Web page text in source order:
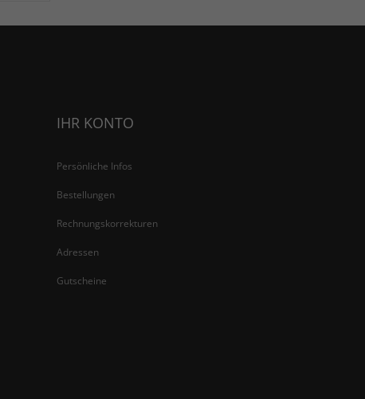
IHR KONTO
Persönliche Infos
Bestellungen
Rechnungskorrekturen
Adressen
Gutscheine